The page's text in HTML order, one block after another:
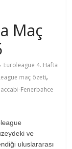
Maç
Euroleague 4. Hafta
maç özeti,
Fenerbahce
ve
uluslararası